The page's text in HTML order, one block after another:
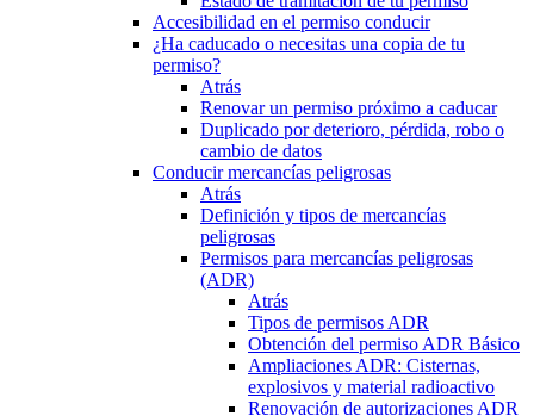
Accesibilidad en el permiso conducir
¿Ha caducado o necesitas una copia de tu
permiso?
Atrás
Renovar un permiso próximo a caducar
Duplicado por deterioro, pérdida, robo o
cambio de datos
Conducir mercancías peligrosas
Atrás
Definición y tipos de mercancías
peligrosas
Permisos para mercancías peligrosas
(ADR)
Atrás
Tipos de permisos ADR
Obtención del permiso ADR Básico
Ampliaciones ADR: Cisternas,
explosivos y material radioactivo
Renovación de autorizaciones ADR